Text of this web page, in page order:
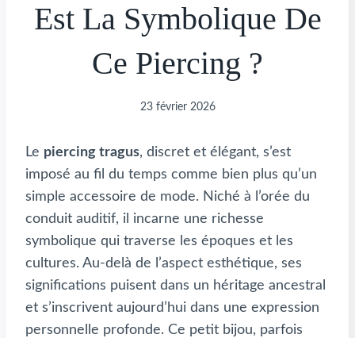
Est La Symbolique De
Ce Piercing ?
23 février 2026
Le piercing tragus, discret et élégant, s’est
imposé au fil du temps comme bien plus qu’un
simple accessoire de mode. Niché à l’orée du
conduit auditif, il incarne une richesse
symbolique qui traverse les époques et les
cultures. Au-delà de l’aspect esthétique, ses
significations puisent dans un héritage ancestral
et s’inscrivent aujourd’hui dans une expression
personnelle profonde. Ce petit bijou, parfois